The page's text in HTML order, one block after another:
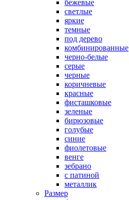
бежевые
светлые
яркие
темные
под дерево
комбинированные
черно-белые
серые
черные
коричневые
красные
фисташковые
зеленые
бирюзовые
голубые
синие
фиолетовые
венге
зебрано
с патиной
металлик
Размер